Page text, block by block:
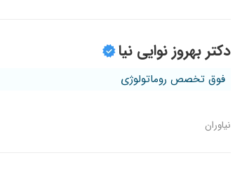
دکتر بهروز نوایی نیا
فوق تخصص روماتولوژی
نیاوران